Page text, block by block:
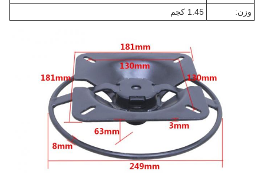
وزن:
1.45 كجم